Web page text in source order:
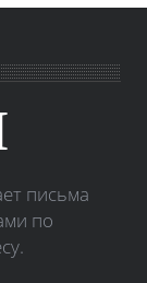
письма
по